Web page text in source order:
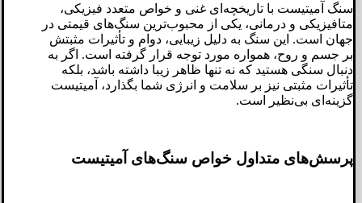
سنگ آمیتیست با تاریخچه‌ای غنی و خواص متعدد فیزیکی،
متافیزیکی و درمانی، یکی از محبوب‌ترین سنگ‌های قیمتی در
جهان است. این سنگ به دلیل زیبایی، دوام و تأثیرات مثبتش
بر جسم و روح، همواره مورد توجه قرار گرفته است. اگر به
دنبال سنگی هستید که نه تنها ظاهر زیبا داشته باشد، بلکه
تأثیرات مثبتی نیز بر سلامت و انرژی شما بگذارد، آمیتیست
گزینه‌ای بی‌نظیر است.
پرسش‌های متداول خواص سنگ‌های آمیتیست